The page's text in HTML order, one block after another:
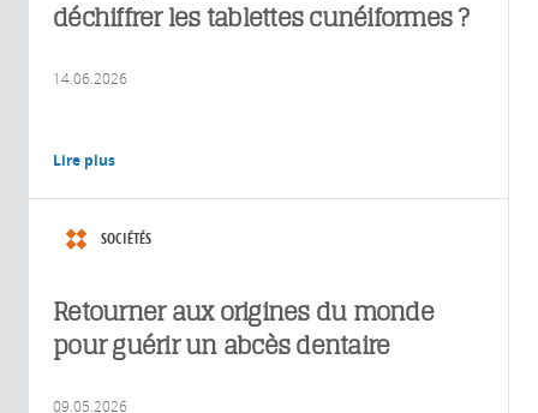
déchiffrer les tablettes cunéiformes ?
14.06.2026
Lire plus
SOCIÉTÉS
Retourner aux origines du monde
pour guérir un abcès dentaire
09.05.2026